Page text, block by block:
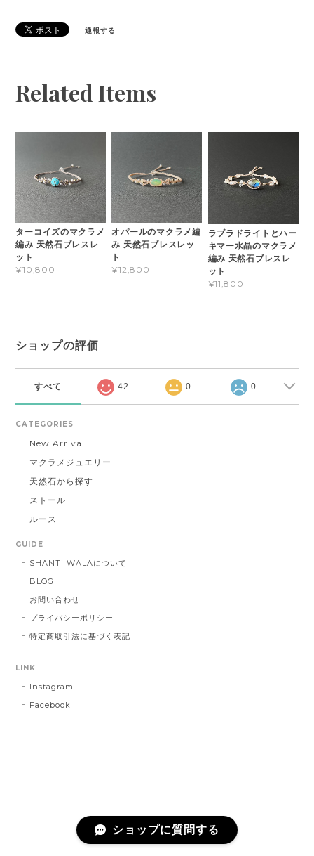
通報する
Related Items
ターコイズのマクラメ
編み 天然石ブレスレ
ット
¥10,800
オパールのマクラメ編
み 天然石ブレスレッ
ト
¥12,800
ラブラドライトとハー
キマー水晶のマクラメ
編み 天然石ブレスレ
ット
¥11,800
ショップの評価
すべて 42 0 0
CATEGORIES
New Arrival
マクラメジュエリー
天然石から探す
ストール
ルース
GUIDE
SHANTi WALAについて
BLOG
お問い合わせ
プライバシーポリシー
特定商取引法に基づく表記
LINK
Instagram
Facebook
ショップに質問する